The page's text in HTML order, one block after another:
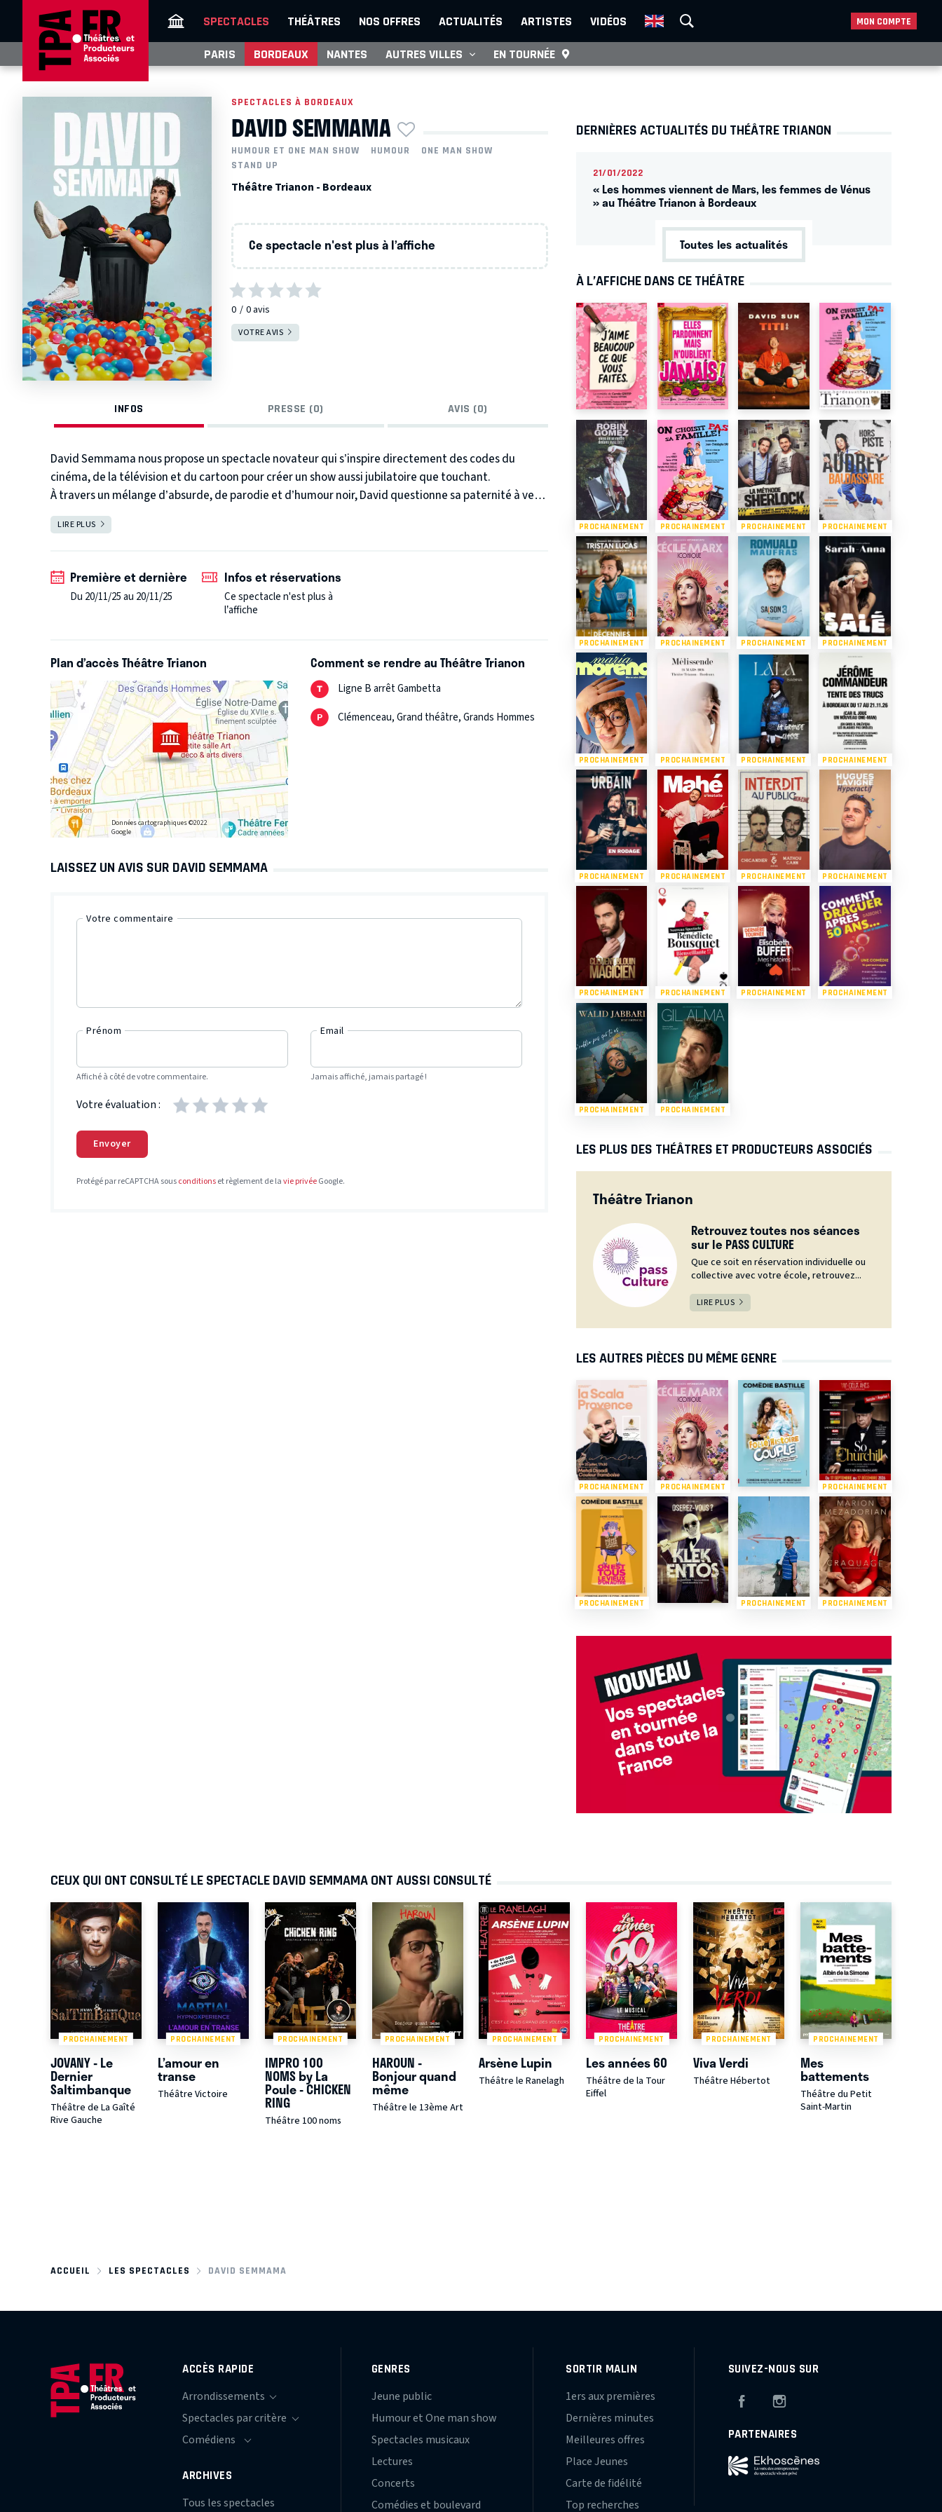
SPECTACLES THÉÂTRES NOS OFFRES ACTUALITÉS ARTISTES VIDÉOS MON COMPTE
PARIS BORDEAUX NANTES AUTRES VILLES EN TOURNÉE
SPECTACLES À BORDEAUX
DAVID SEMMAMA
HUMOUR ET ONE MAN SHOW HUMOUR
ONE MAN SHOW
STAND UP
Théâtre Trianon - Bordeaux
Ce spectacle n'est plus à l’affiche
0 0avis
VOTRE AVIS
INFOS PRESSE (0) AVIS (0)
David Semmama nous propose un spectacle novateur qui s’inspire directement des codes du
cinéma, de la télévision et du cartoon pour créer un show aussi jubilatoire que touchant.
À travers un mélange d’absurde, de parodie et d’humour noir, David questionne sa paternité à venir
en revenant sur l'héritage de sa propre histoire.
David met en scène près d’une trentaine de personnages hauts en couleurs qui viennent l’aider à
raconter son enfance chaotique et les désillusions de sa vie d'adulte. Sera-t-il un bon père ?
LIRE PLUS
Première et dernière
Du 20/11/25 au 20/11/25
Infos et réservations
Ce spectacle n'est plus à
l’affiche
Plan d’accès Théâtre Trianon
Données cartographiques ©2022
Google
Comment se rendre au Théâtre Trianon
Ligne B arrêt Gambetta
Clémenceau, Grand théâtre, Grands Hommes
LAISSEZ UN AVIS SUR DAVID SEMMAMA
Votre commentaire
Prénom
Affiché à côté de votre commentaire.
Email
Jamais affiché, jamais partagé !
Votre évaluation :
Envoyer
Protégé par reCAPTCHA sousconditionset règlement de lavie privéeGoogle.
DERNIÈRES ACTUALITÉS DU THÉÂTRE TRIANON
21/01/2022
« Les hommes viennent de Mars, les femmes de Vénus
» au Théâtre Trianon à Bordeaux
Toutes les actualités
À L’AFFICHE DANS CE THÉÂTRE
PROCHAINEMENT PROCHAINEMENT PROCHAINEMENT PROCHAINEMENT
PROCHAINEMENT PROCHAINEMENT PROCHAINEMENT PROCHAINEMENT
PROCHAINEMENT PROCHAINEMENT PROCHAINEMENT PROCHAINEMENT
PROCHAINEMENT PROCHAINEMENT PROCHAINEMENT PROCHAINEMENT
PROCHAINEMENT PROCHAINEMENT PROCHAINEMENT PROCHAINEMENT
PROCHAINEMENT PROCHAINEMENT
LES PLUS DES THÉÂTRES ET PRODUCTEURS ASSOCIÉS
Théâtre Trianon
Retrouvez toutes nos séances
sur le PASS CULTURE
Que ce soit en réservation individuelle ou
collective avec votre école, retrouvez...
LIRE PLUS
LES AUTRES PIÈCES DU MÊME GENRE
PROCHAINEMENT PROCHAINEMENT PROCHAINEMENT
PROCHAINEMENT PROCHAINEMENT PROCHAINEMENT
CEUX QUI ONT CONSULTÉ LE SPECTACLE DAVID SEMMAMA ONT AUSSI CONSULTÉ
PROCHAINEMENT
JOVANY - Le
Dernier
Saltimbanque
Théâtre de La Gaîté
Rive Gauche
PROCHAINEMENT
L’amour en
transe
Théâtre Victoire
PROCHAINEMENT
IMPRO 100
NOMS by La
Poule - CHICKEN
RING
Théâtre 100 noms
PROCHAINEMENT
HAROUN -
Bonjour quand
même
Théâtre le 13ème Art
PROCHAINEMENT
Arsène Lupin
Théâtre le Ranelagh
PROCHAINEMENT
Les années 60
Théâtre de la Tour
Eiffel
PROCHAINEMENT
Viva Verdi
Théâtre Hébertot
PROCHAINEMENT
Mes
battements
Théâtre du Petit
Saint-Martin
ACCUEIL LES SPECTACLES DAVID SEMMAMA
ACCÈS RAPIDE
ARCHIVES
Tous les spectacles
GENRES
Jeune public
Humour et One man show
Spectacles musicaux
Lectures
Concerts
Comédies et boulevard
SORTIR MALIN
1ers aux premières
Dernières minutes
Meilleures offres
Place Jeunes
Carte de fidélité
Top recherches
SUIVEZ-NOUS SUR
Facebook
PARTENAIRES